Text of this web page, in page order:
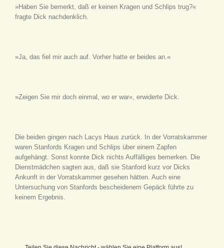
»Haben Sie bemerkt, daß er keinen Kragen und Schlips trug?«
fragte Dick nachdenklich.
»Ja, das fiel mir auch auf. Vorher hatte er beides an.«
»Zeigen Sie mir doch einmal, wo er war«, erwiderte Dick.
Die beiden gingen nach Lacys Haus zurück. In der Vorratskammer
waren Stanfords Kragen und Schlips über einem Zapfen
aufgehängt. Sonst konnte Dick nichts Auffälliges bemerken. Die
Dienstmädchen sagten aus, daß sie Stanford kurz vor Dicks
Ankunft in der Vorratskammer gesehen hätten. Auch eine
Untersuchung von Stanfords bescheidenem Gepäck führte zu
keinem Ergebnis.